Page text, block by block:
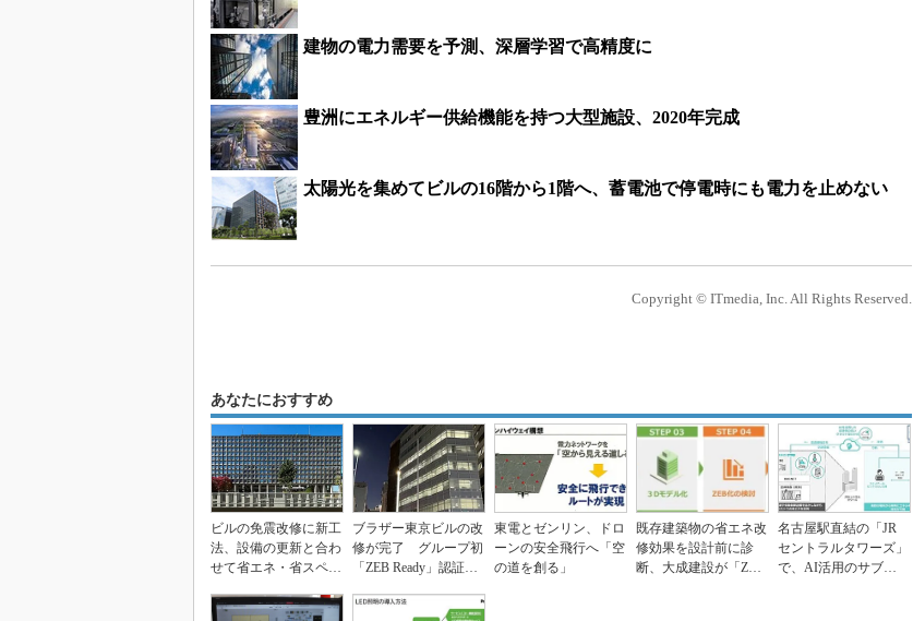
建物の電力需要を予測、深層学習で高精度に
豊洲にエネルギー供給機能を持つ大型施設、2020年完成
太陽光を集めてビルの16階から1階へ、蓄電池で停電時にも電力を止めない
Copyright © ITmedia, Inc. All Rights Reserved.
あなたにおすすめ
ビルの免震改修に新工
法、設備の更新と合わ
せて省エネ・省スペー
ブラザー東京ビルの改
修が完了 グループ初
「ZEB Ready」認証を
東電とゼンリン、ドロ
ーンの安全飛行へ「空
の道を創る」
既存建築物の省エネ改
修効果を設計前に診
断、大成建設が「ZEB
名古屋駅直結の「JR
セントラルタワーズ」
で、AI活用のサブス